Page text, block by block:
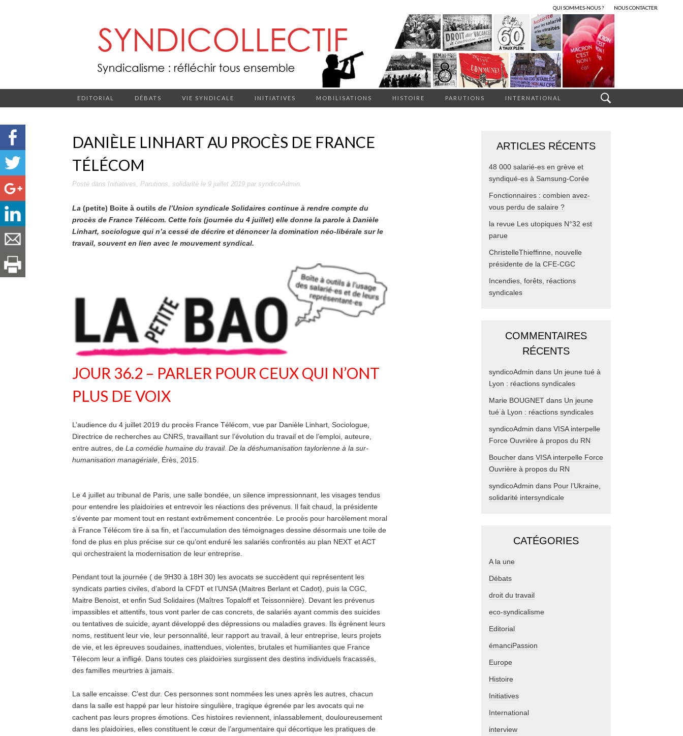
QUI SOMMES-NOUS ? NOUS CONTACTER
EDITORIAL DÉBATS VIE SYNDICALE INITIATIVES MOBILISATIONS HISTOIRE PARUTIONS INTERNATIONAL
DANIÈLE LINHART AU PROCÈS DE FRANCE
TÉLÉCOM
Posté dans Initiatives, Parutions, solidarité le 9 juillet 2019 par syndicoAdmin.
La (petite) Boite à outils de l’Union syndicale Solidaires continue à rendre compte du
procès de France Télécom. Cette fois (journée du 4 juillet) elle donne la parole à Danièle
Linhart, sociologue qui n’a cessé de décrire et dénoncer la domination néo-libérale sur le
travail, souvent en lien avec le mouvement syndical.
JOUR 36.2 – PARLER POUR CEUX QUI N’ONT
PLUS DE VOIX
L’audience du 4 juillet 2019 du procès France Télécom, vue par Danièle Linhart, Sociologue,
Directrice de recherches au CNRS, travaillant sur l’évolution du travail et de l’emploi, auteure,
entre autres, de La comédie humaine du travail. De la déshumanisation taylorienne à la sur-
humanisation managériale , Érès, 2015.
Le 4 juillet au tribunal de Paris, une salle bondée, un silence impressionnant, les visages tendus
pour entendre les plaidoiries et entrevoir les réactions des prévenus. Il fait chaud, la présidente
s’évente par moment tout en restant extrêmement concentrée. Le procès pour harcèlement moral
à France Télécom tire à sa fin, et l’accumulation des témoignages dessine désormais une toile de
fond de plus en plus précise sur ce qu’ont enduré les salariés confrontés au plan NEXT et ACT
qui orchestraient la modernisation de leur entreprise.
Pendant tout la journée ( de 9H30 à 18H 30) les avocats se succèdent qui représentent les
syndicats parties civiles, d’abord la CFDT et l’UNSA (Maitres Berlant et Cadot), puis la CGC,
Maitre Benoist, et enfin Sud Solidaires (Maîtres Topaloff et Teissonnière). Devant les prévenus
impassibles et attentifs, tous vont parler de cas concrets, de salariés ayant commis des suicides
ou tentatives de suicide, ayant développé des dépressions ou maladies graves. Ils égrènent leurs
noms, restituent leur vie, leur personnalité, leur rapport au travail, à leur entreprise, leurs projets
de vie, et les épreuves soudaines, inattendues, violentes, brutales et humiliantes que France
Télecom leur a infligé. Dans toutes ces plaidoiries surgissent des destins individuels fracassés,
des familles meurtries à jamais.
La salle encaisse. C’est dur. Ces personnes sont nommées les unes après les autres, chacun
dans la salle est happé par leur histoire singulière, tragique égrenée par les avocats qui ne
cachent pas leurs propres émotions. Ces histoires reviennent, inlassablement, douloureusement
dans les plaidoiries, elles constituent le cœur de l’argumentaire qui décortique les pratiques de
ARTICLES RÉCENTS
48 000 salarié-es en grève et
syndiqué-es à Samsung-Corée
Fonctionnaires : combien avez-
vous perdu de salaire ?
la revue Les utopiques N°32 est
parue
ChristelleThieffinne, nouvelle
présidente de la CFE-CGC
Incendies, forêts, réactions
syndicales
COMMENTAIRES
RÉCENTS
syndicoAdmin dans Un jeune tué à
Lyon : réactions syndicales
Marie BOUGNET dans Un jeune
tué à Lyon : réactions syndicales
syndicoAdmin dans VISA interpelle
Force Ouvrière à propos du RN
Boucher dans VISA interpelle Force
Ouvrière à propos du RN
syndicoAdmin dans Pour l’Ukraine,
solidarité intersyndicale
CATÉGORIES
A la une
Débats
droit du travail
eco-syndicalisme
Editorial
émanciPassion
Europe
Histoire
Initiatives
International
interview